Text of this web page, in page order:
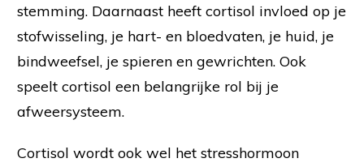
stemming. Daarnaast heeft cortisol invloed op je
stofwisseling, je hart- en bloedvaten, je huid, je
bindweefsel, je spieren en gewrichten. Ook
speelt cortisol een belangrijke rol bij je
afweersysteem.
Cortisol wordt ook wel het stresshormoon